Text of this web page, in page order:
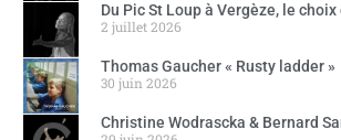
Du Pic St Loup à Vergèze, le
2 juillet 2026
Thomas Gaucher « Rusty ladder »
30 juin 2026
Christine Wodrascka & Bernard